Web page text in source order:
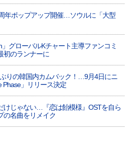
年ポップアップ開催…ソウルに「大型
」グローバルKチャート主導ファンコミ
初のランナーに
ぶりの韓国内カムバック！…9月4日にニ
Phase」リリース決定
けじゃない…『恋は飴模様』OSTを自ら
の名曲をリメイク